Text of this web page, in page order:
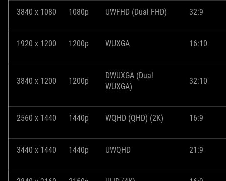
3840 x 1080 1080p UWFHD (Dual FHD) 32:9
1920 x 1200 1200p WUXGA 16:10
3840 x 1200 1200p
DWUXGA (Dual
WUXGA)
32:10
2560 x 1440 1440p WQHD (QHD) (2K) 16:9
3440 x 1440 1440p UWQHD 21:9